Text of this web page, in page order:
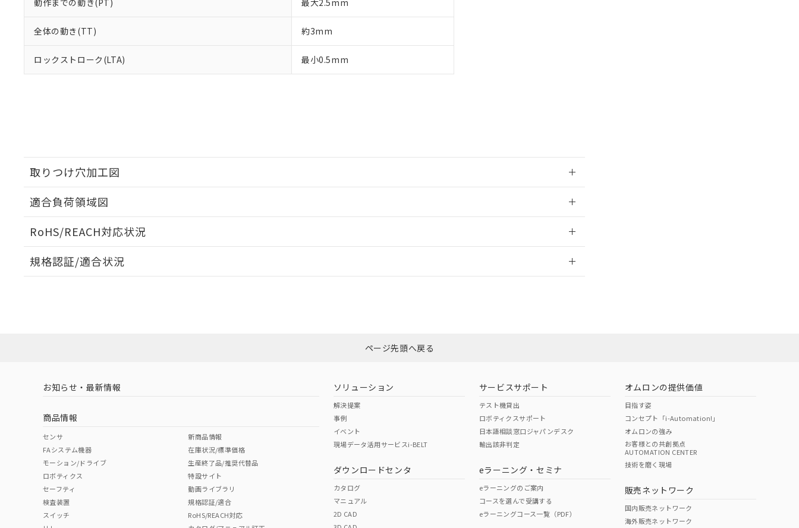
動作までの動き(PT) 最大2.5mm
全体の動き(TT) 約3mm
ロックストローク(LTA) 最小0.5mm
取りつけ穴加工図
適合負荷領域図
RoHS/REACH対応状況
EU RoHS 注意事項・凡例
ダウンロードはこちら
中国 RoHS 注意事項・凡例
中国 RoHS表
Pb Hg Cr(VI)
O O
規格認証/適合状況
（イギリス
（ノルウェー
（日本
（アメリカ
この製品の規格認証/適合状況ページへ
その他の認証はこちらのページからご検索ください
ページ先頭へ戻る
お知らせ・最新情報
商品情報
センサ
FAシステム機器
モーション/ドライブ
ロボティクス
セーフティ
検査装置
スイッチ
新商品情報
在庫状況/標準価格
生産終了品/推奨代替品
特設サイト
動画ライブラリ
規格認証/適合
RoHS/REACH対応
ソリューション
解決提案
事例
イベント
現場データ活用サービスi-BELT
ダウンロードセンタ
カタログ
マニュアル
2D CAD
サービスサポート
テスト機貸出
ロボティクスサポート
日本語相談窓口ジャパンデスク
輸出該非判定
eラーニング・セミナ
eラーニングのご案内
コースを選んで受講する
eラーニングコース一覧（PDF）
オムロンの提供価値
目指す姿
コンセプト「i-Automation!」
オムロンの強み
お客様との共創拠点
AUTOMATION CENTER
技術を磨く現場
販売ネットワーク
国内販売ネットワーク
海外販売ネットワーク